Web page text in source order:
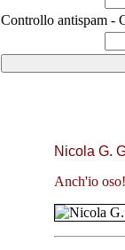
Controllo antispam -
Nicola G.
Anch'io oso!